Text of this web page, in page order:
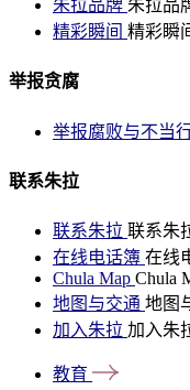
朱拉品牌 朱拉品
精彩瞬间 精彩瞬
举报贪腐
举报腐败与不当
联系朱拉
联系朱拉 联系朱
在线电话簿 在线
Chula Map Chula
地图与交通 地图
加入朱拉 加入朱
教育